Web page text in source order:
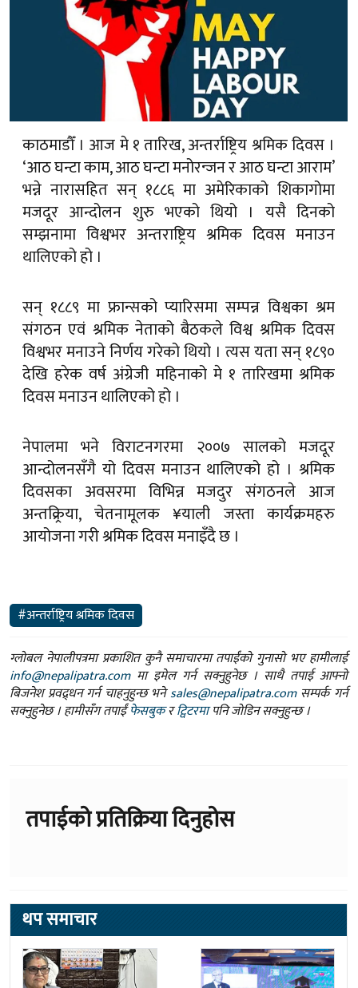
काठमाडौँ । आज मे १ तारिख, अन्तर्राष्ट्रिय श्रमिक दिवस ।
‘आठ घन्टा काम, आठ घन्टा मनोरन्जन र आठ घन्टा आराम’
भन्ने नारासहित सन् १८८६ मा अमेरिकाको शिकागोमा
मजदूर आन्दोलन शुरु भएको थियो । यसै दिनको
सम्झनामा विश्वभर अन्तराष्ट्रिय श्रमिक दिवस मनाउन
थालिएको हो ।
सन् १८८९ मा फ्रान्सको प्यारिसमा सम्पन्न विश्वका श्रम
संगठन एवं श्रमिक नेताको बैठकले विश्व श्रमिक दिवस
विश्वभर मनाउने निर्णय गरेको थियो । त्यस यता सन् १८९०
देखि हरेक वर्ष अंग्रेजी महिनाको मे १ तारिखमा श्रमिक
दिवस मनाउन थालिएको हो ।
नेपालमा भने विराटनगरमा २००७ सालको मजदूर
आन्दोलनसँगै यो दिवस मनाउन थालिएको हो । श्रमिक
दिवसका अवसरमा विभिन्न मजदुर संगठनले आज
अन्तक्र्रिया, चेतनामूलक ¥याली जस्ता कार्यक्रमहरु
आयोजना गरी श्रमिक दिवस मनाइँदै छ ।
#अन्तर्राष्ट्रिय श्रमिक दिवस
ग्लोबल नेपालीपत्रमा प्रकाशित कुनै समाचारमा तपाईंको गुनासो भए हामीलाई
info@nepalipatra.comमा इमेल गर्न सक्नुहुनेछ । साथै तपाई आफ्नो
बिजनेश प्रवद्र्धन गर्न चाहनुहुन्छ भनेsales@nepalipatra.comसम्पर्क गर्न
सक्नुहुनेछ । हामीसँग तपाईंफेसबुकरट्विटरमापनि जोडिन सक्नुहुन्छ ।
तपाईको प्रतिक्रिया दिनुहोस
थप समाचार